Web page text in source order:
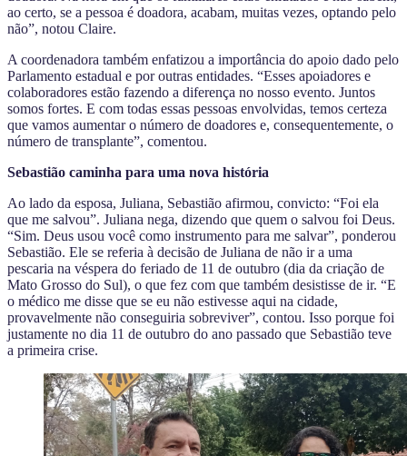
ao certo, se a pessoa é doadora, acabam, muitas vezes, optando pelo
não”, notou Claire.
A coordenadora também enfatizou a importância do apoio dado pelo
Parlamento estadual e por outras entidades. “Esses apoiadores e
colaboradores estão fazendo a diferença no nosso evento. Juntos
somos fortes. E com todas essas pessoas envolvidas, temos certeza
que vamos aumentar o número de doadores e, consequentemente, o
número de transplante”, comentou.
Sebastião caminha para uma nova história
Ao lado da esposa, Juliana, Sebastião afirmou, convicto: “Foi ela
que me salvou”. Juliana nega, dizendo que quem o salvou foi Deus.
“Sim. Deus usou você como instrumento para me salvar”, ponderou
Sebastião. Ele se referia à decisão de Juliana de não ir a uma
pescaria na véspera do feriado de 11 de outubro (dia da criação de
Mato Grosso do Sul), o que fez com que também desistisse de ir. “E
o médico me disse que se eu não estivesse aqui na cidade,
provavelmente não conseguiria sobreviver”, contou. Isso porque foi
justamente no dia 11 de outubro do ano passado que Sebastião teve
a primeira crise.